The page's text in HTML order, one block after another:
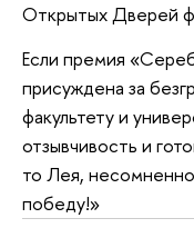
Открытых Дверей
Если премия
присуждена за
факультету и
отзывчивость и
то Лея,
победу!»